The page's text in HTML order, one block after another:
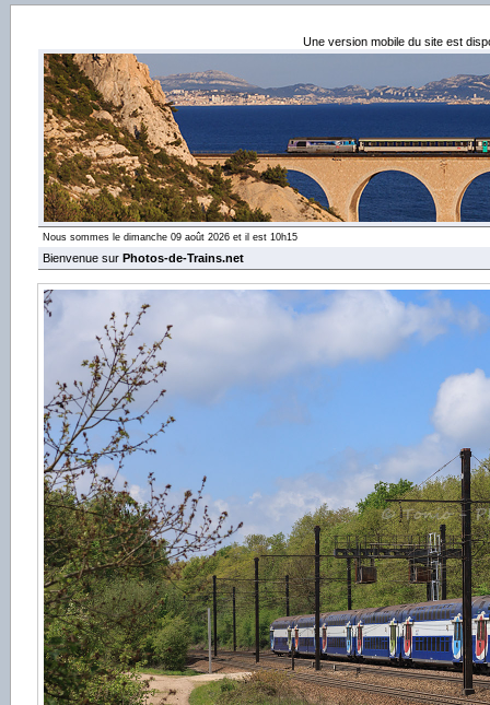
Une version mobile du site est
Nous sommes le dimanche 09 août 2026 et il est 10h15
Bienvenue sur Photos-de-Trains.net